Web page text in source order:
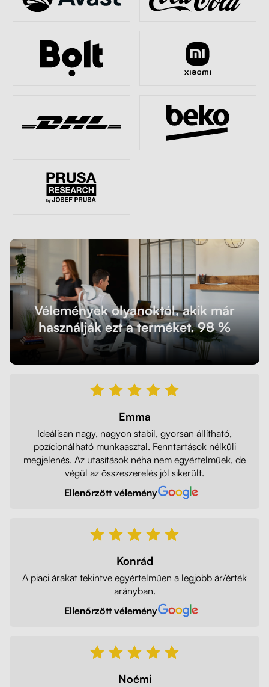
Vélemények olyanoktól, akik már
használják ezt a terméket. 98 %
Emma
Ideálisan nagy, nagyon stabil, gyorsan állítható,
pozícionálható munkaasztal. Fenntartások nélküli
megjelenés. Az utasítások néha nem egyértelműek, de
végül az összeszerelés jól sikerült.
Ellenőrzött vélemény
Konrád
A piaci árakat tekintve egyértelműen a legjobb ár/érték
arányban.
Ellenőrzött vélemény
Noémi